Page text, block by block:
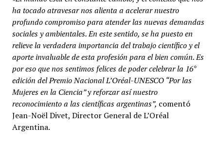
ha tocado atravesar nos alienta a acelerar nuestro
profundo compromiso para atender las nuevas demandas
sociales y ambientales. En este sentido, se ha puesto en
relieve la verdadera importancia del trabajo científico y el
aporte invaluable de esta profesión para el bien común. Es
por eso que nos sentimos felices de poder celebrar la 16°
edición del Premio Nacional L’Oréal-UNESCO “Por las
Mujeres en la Ciencia” y reforzar así nuestro
reconocimiento a las científicas argentinas”, comentó
Jean-Noël Divet, Director General de L’Oréal
Argentina.